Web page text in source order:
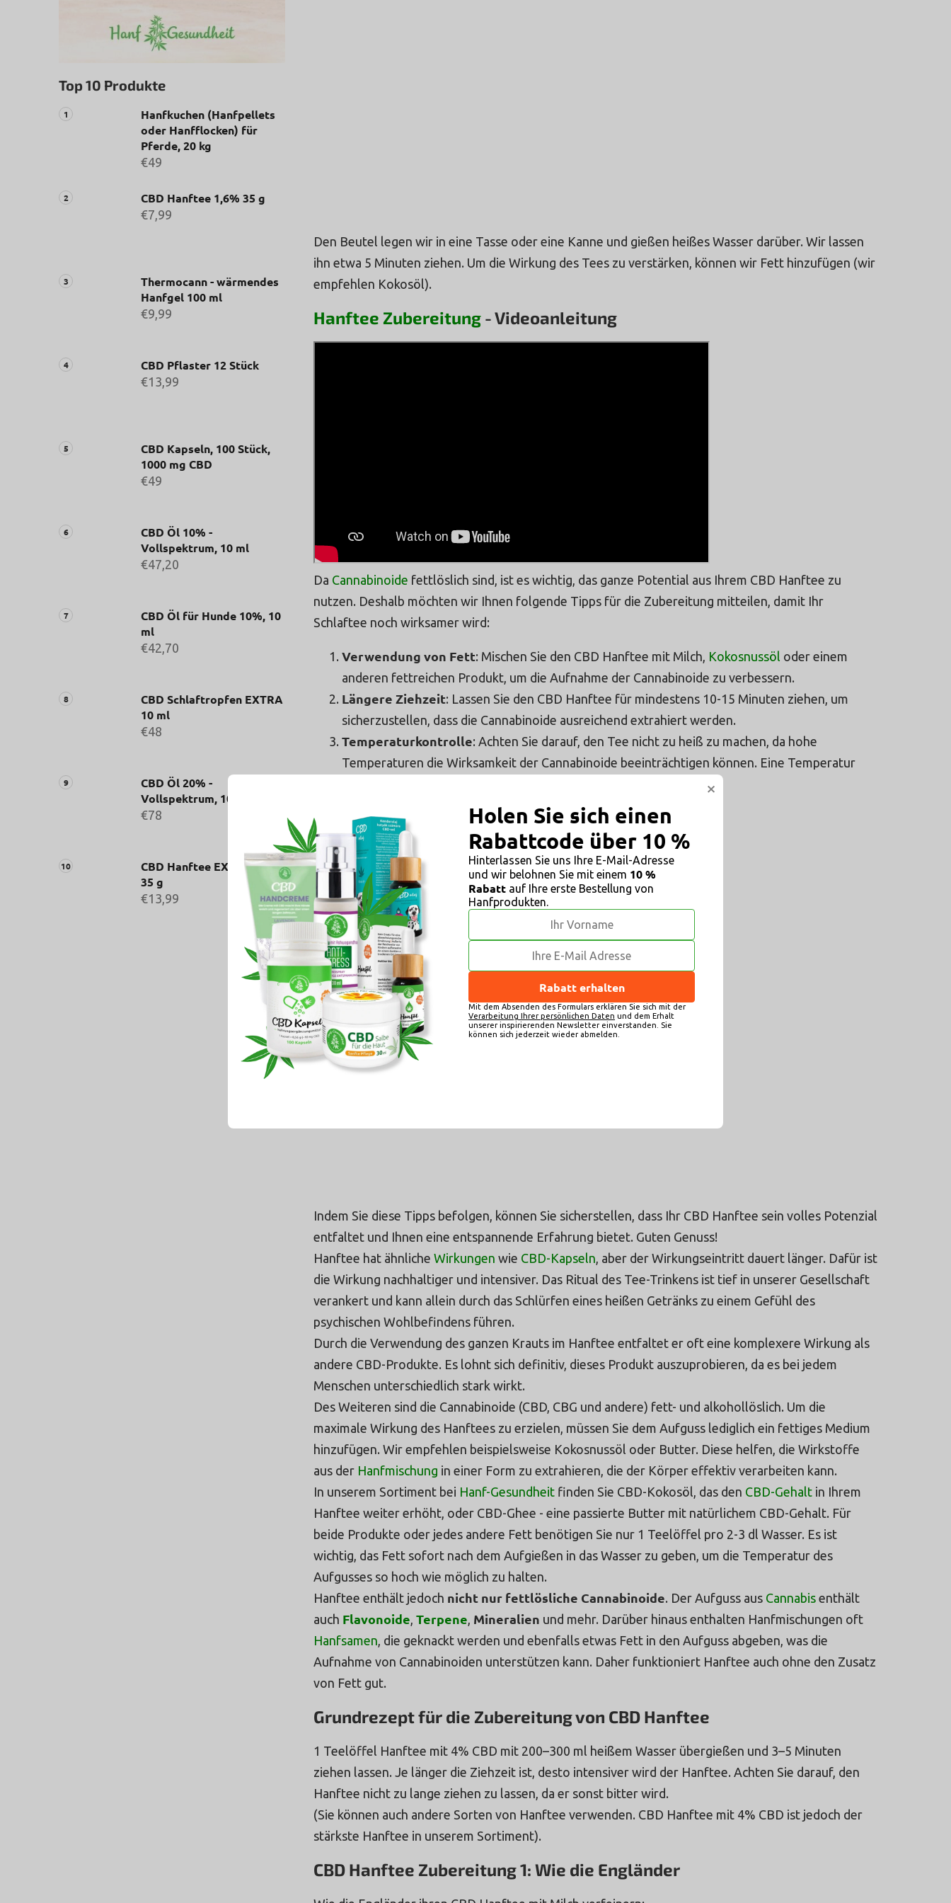
Top 10 Produkte
Hanfkuchen (Hanfpellets
oder Hanfflocken) für
Pferde, 20 kg
€49
CBD Hanftee 1,6% 35 g
€7,99
Thermocann - wärmendes
Hanfgel 100 ml
€9,99
CBD Pflaster 12 Stück
€13,99
CBD Kapseln, 100 Stück,
1000 mg CBD
€49
CBD Öl 10% -
Vollspektrum, 10 ml
€47,20
CBD Öl für Hunde 10%, 10
ml
€42,70
CBD Schlaftropfen EXTRA
10 ml
€48
CBD Öl 20% -
Vollspektrum, 10 ml
€78
CBD Hanftee EXTRA 4%,
35 g
€13,99
Den Beutel legen wir in eine Tasse oder eine Kanne und gießen heißes Wasser darüber. Wir lassen
ihn etwa 5 Minuten ziehen. Um die Wirkung des Tees zu verstärken, können wir Fett hinzufügen (wir
empfehlen Kokosöl).
Hanftee Zubereitung - Videoanleitung
Da Cannabinoide fettlöslich sind, ist es wichtig, das ganze Potential aus Ihrem CBD Hanftee zu
nutzen. Deshalb möchten wir Ihnen folgende Tipps für die Zubereitung mitteilen, damit Ihr
Schlaftee noch wirksamer wird:
Verwendung von Fett: Mischen Sie den CBD Hanftee mit Milch, Kokosnussöl oder einem
anderen fettreichen Produkt, um die Aufnahme der Cannabinoide zu verbessern.
Längere Ziehzeit: Lassen Sie den CBD Hanftee für mindestens 10-15 Minuten ziehen, um
sicherzustellen, dass die Cannabinoide ausreichend extrahiert werden.
Temperaturkontrolle: Achten Sie darauf, den Tee nicht zu heiß zu machen, da hohe
Temperaturen die Wirksamkeit der Cannabinoide beeinträchtigen können. Eine Temperatur
Indem Sie diese Tipps befolgen, können Sie sicherstellen, dass Ihr CBD Hanftee sein volles Potenzial
entfaltet und Ihnen eine entspannende Erfahrung bietet. Guten Genuss!
Hanftee hat ähnliche Wirkungen wie CBD-Kapseln, aber der Wirkungseintritt dauert länger. Dafür ist
die Wirkung nachhaltiger und intensiver. Das Ritual des Tee-Trinkens ist tief in unserer Gesellschaft
verankert und kann allein durch das Schlürfen eines heißen Getränks zu einem Gefühl des
psychischen Wohlbefindens führen.
Durch die Verwendung des ganzen Krauts im Hanftee entfaltet er oft eine komplexere Wirkung als
andere CBD-Produkte. Es lohnt sich definitiv, dieses Produkt auszuprobieren, da es bei jedem
Menschen unterschiedlich stark wirkt.
Des Weiteren sind die Cannabinoide (CBD, CBG und andere) fett- und alkohollöslich. Um die
maximale Wirkung des Hanftees zu erzielen, müssen Sie dem Aufguss lediglich ein fettiges Medium
hinzufügen. Wir empfehlen beispielsweise Kokosnussöl oder Butter. Diese helfen, die Wirkstoffe
aus der Hanfmischung in einer Form zu extrahieren, die der Körper effektiv verarbeiten kann.
In unserem Sortiment bei Hanf-Gesundheit finden Sie CBD-Kokosöl, das den CBD-Gehalt in Ihrem
Hanftee weiter erhöht, oder CBD-Ghee - eine passierte Butter mit natürlichem CBD-Gehalt. Für
beide Produkte oder jedes andere Fett benötigen Sie nur 1 Teelöffel pro 2-3 dl Wasser. Es ist
wichtig, das Fett sofort nach dem Aufgießen in das Wasser zu geben, um die Temperatur des
Aufgusses so hoch wie möglich zu halten.
Hanftee enthält jedoch nicht nur fettlösliche Cannabinoide. Der Aufguss aus Cannabis enthält
auch Flavonoide, Terpene, Mineralien und mehr. Darüber hinaus enthalten Hanfmischungen oft
Hanfsamen, die geknackt werden und ebenfalls etwas Fett in den Aufguss abgeben, was die
Aufnahme von Cannabinoiden unterstützen kann. Daher funktioniert Hanftee auch ohne den Zusatz
von Fett gut.
Grundrezept für die Zubereitung von CBD Hanftee
1 Teelöffel Hanftee mit 4% CBD mit 200–300 ml heißem Wasser übergießen und 3–5 Minuten
ziehen lassen. Je länger die Ziehzeit ist, desto intensiver wird der Hanftee. Achten Sie darauf, den
Hanftee nicht zu lange ziehen zu lassen, da er sonst bitter wird.
(Sie können auch andere Sorten von Hanftee verwenden. CBD Hanftee mit 4% CBD ist jedoch der
stärkste Hanftee in unserem Sortiment).
CBD Hanftee Zubereitung 1: Wie die Engländer
×
Holen Sie sich einen
Rabattcode über 10 %
Hinterlassen Sie uns Ihre E-Mail-Adresse
und wir belohnen Sie mit einem 10 %
Rabatt auf Ihre erste Bestellung von
Hanfprodukten.
Rabatt erhalten
Mit dem Absenden des Formulars erklären Sie sich mit der
Verarbeitung Ihrer persönlichen Daten und dem Erhalt
unserer inspirierenden Newsletter einverstanden. Sie
können sich jederzeit wieder abmelden.